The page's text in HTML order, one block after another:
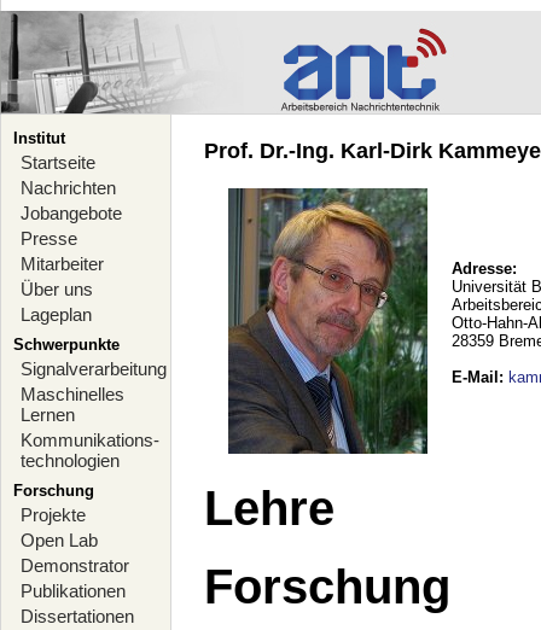
Institut
Startseite
Nachrichten
Jobangebote
Presse
Mitarbeiter
Über uns
Lageplan
Schwerpunkte
Signalverarbeitung
Maschinelles
Lernen
Kommunikations-
technologien
Forschung
Projekte
Open Lab
Demonstrator
Publikationen
Dissertationen
Prof. Dr.-Ing. Karl-Dirk
Adresse:
Universität
Otto-Hahn-
28359
E-Mail :
Lehre
Forschung